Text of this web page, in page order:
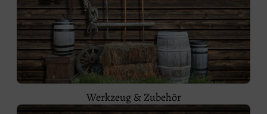
Werkzeug & Zubehör